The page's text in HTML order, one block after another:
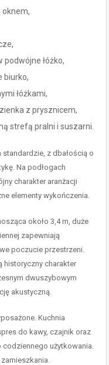
oknem,
podwójne łóżko,
biurko,
łóżkami,
z prysznicem,
strefą pralni i suszarni.
z dbałością o
Na podłogach
charakter aranżacji
elementy wykończenia.
około 3,4 m, duże
zapewniają
poczucie przestrzeni.
historyczny charakter
dwuszybowym
akustyczną.
Kuchnia
do kawy, czajnik oraz
użytkowania.